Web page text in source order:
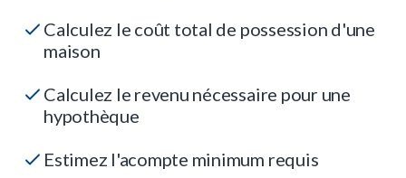
Calculez le coût total de possession d'une
maison
Calculez le revenu nécessaire pour une
hypothèque
Estimez l'acompte minimum requis